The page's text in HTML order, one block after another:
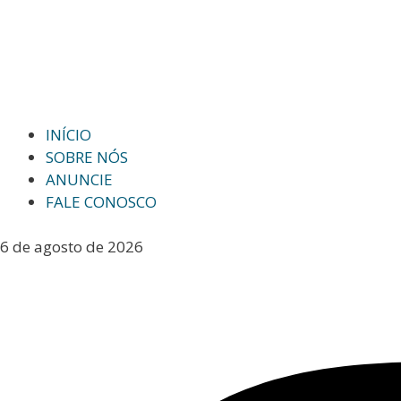
INÍCIO
SOBRE NÓS
ANUNCIE
FALE CONOSCO
6 de agosto de 2026